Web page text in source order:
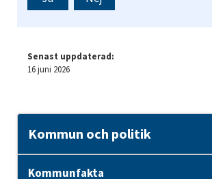
Senast uppdaterad:
16 juni 2026
Kommun och politik
Kommunfakta